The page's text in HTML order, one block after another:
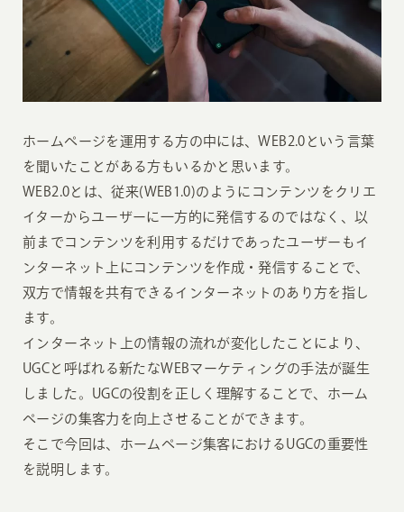
ホームページを運用する方の中には、WEB2.0という言葉
を聞いたことがある方もいるかと思います。
WEB2.0とは、従来(WEB1.0)のようにコンテンツをクリエ
イターからユーザーに一方的に発信するのではなく、以
前までコンテンツを利用するだけであったユーザーもイ
ンターネット上にコンテンツを作成・発信することで、
双方で情報を共有できるインターネットのあり方を指し
ます。
インターネット上の情報の流れが変化したことにより、
UGCと呼ばれる新たなWEBマーケティングの手法が誕生
しました。UGCの役割を正しく理解することで、ホーム
ページの集客力を向上させることができます。
そこで今回は、ホームページ集客におけるUGCの重要性
を説明します。